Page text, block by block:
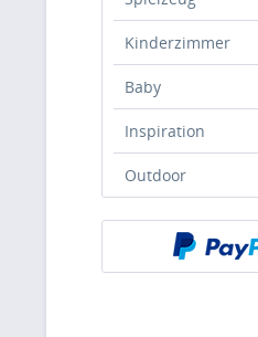
Kinderzimmer
Baby
Inspiration
Outdoor